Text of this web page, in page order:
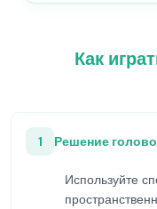
Как
1 Решение
Используйте